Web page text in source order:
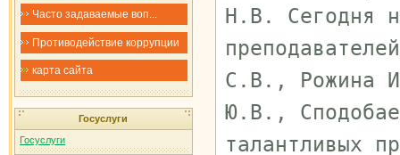
Часто задаваемые воп...
Противодействие коррупции
карта сайта
Госуслуги
Госуслуги
Н.В.
Сегодня
С.В., Рожина
Ю.В.,
талантливых